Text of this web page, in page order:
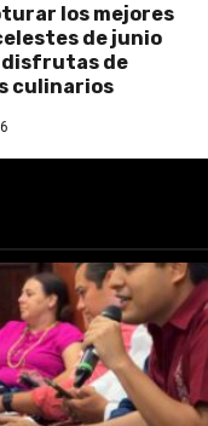
los mejores
de junio
de
culinarios